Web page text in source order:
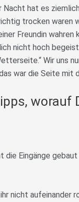
hat es
trocken waren
Freundin
nicht hoch
Wir uns
war die Seite mit
die Eingänge
nicht aufeinander